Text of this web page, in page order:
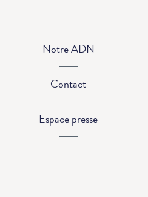
Notre ADN
Contact
Espace presse